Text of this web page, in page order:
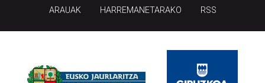
ARAUAK HARREMANETARAKO RSS